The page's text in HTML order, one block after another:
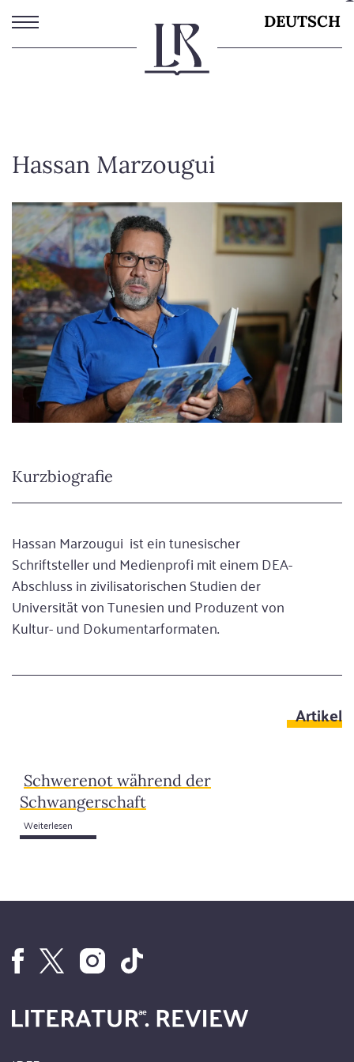
Direkt
zum
Inhalt
DEUTSCH
Hassan Marzougui
Kurzbiografie
Hassan Marzougui ist ein tunesischer
Schriftsteller und Medienprofi mit einem DEA-
Abschluss in zivilisatorischen Studien der
Universität von Tunesien und Produzent von
Kultur- und Dokumentarformaten.
Artikel
Schwerenot während der
Schwangerschaft
Weiterlesen